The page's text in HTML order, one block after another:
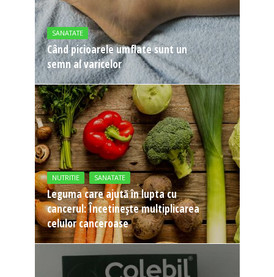
SANATATE
Când picioarele umflate sunt un
semn al varicelor
NUTRITIE SANATATE
Leguma care ajută în lupta cu
cancerul: Încetinește multiplicarea
celulor canceroase